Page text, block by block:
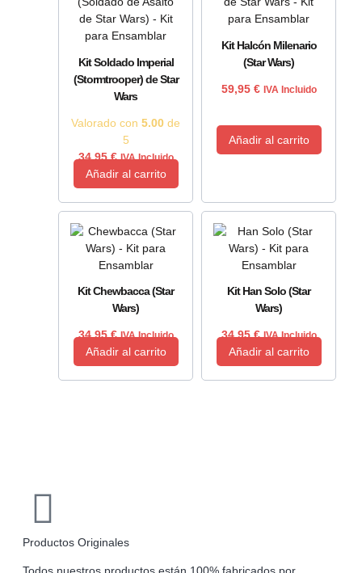
Kit Soldado Imperial
(Stormtrooper) de Star
Wars
Valorado con 5.00 de
5
34,95€ IVA Incluido
Añadir al carrito
Kit Halcón Milenario
(Star Wars)
59,95 € IVA Incluido
Añadir al carrito
Kit Chewbacca (Star
Wars)
34,95€ IVA Incluido
Añadir al carrito
Kit Han Solo (Star
Wars)
34,95€ IVA Incluido
Añadir al carrito
Productos Originales